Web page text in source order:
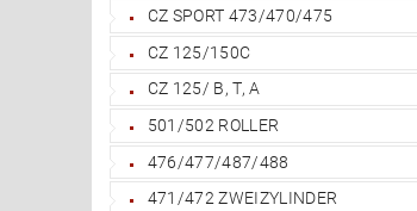
CZ SPORT 473/470/475
CZ 125/150C
CZ 125/ B, T, A
501/502 ROLLER
476/477/487/488
471/472 ZWEIZYLINDER